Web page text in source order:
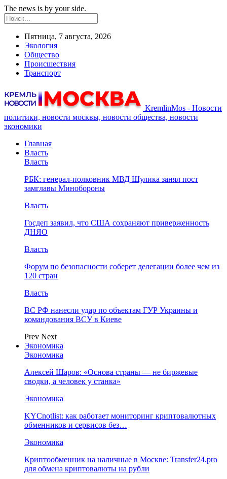
The news is by your side.
Пятница, 7 августа, 2026
Экология
Общество
Происшествия
Транспорт
KremlinMos - Новости
политики, новости москвы, новости общества, новости
экономики
Главная
Власть
Власть
РБК: генерал-полковник МВД Шулика занял пост
замглавы Минобороны
Власть
Госдеп заявил, что США сохраняют приверженность
ДНЯО
Власть
Форум по безопасности соберет делегации более чем из
120 стран
Власть
ВС РФ нанесли удар по объектам ГУР Украины и
командования ВСУ в Киеве
Prev Next
Экономика
Экономика
Алексей Шаров: «Основа страны — не биржевые
сводки, а человек у станка»
Экономика
KYCnotlist: как работает мониторинг криптовалютных
обменников и сервисов без…
Экономика
Криптообменник на наличные в Москве: Transfer24.pro
для обмена криптовалюты на рубли